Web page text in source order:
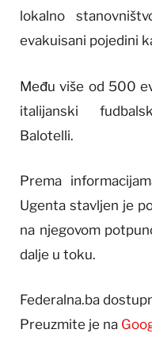
lokalno
evakuisani pojedini
Među više od 500
italijanski
Balotelli.
Prema
Ugenta stavljen je
na njegovom
dalje u toku.
Federalna.ba
Preuzmite je na